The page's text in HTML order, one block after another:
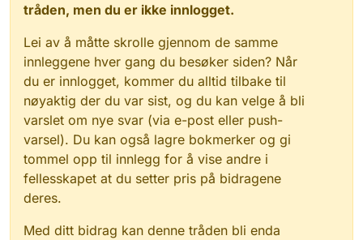
tråden, men du er ikke innlogget.
Lei av å måtte skrolle gjennom de samme
innleggene hver gang du besøker siden? Når
du er innlogget, kommer du alltid tilbake til
nøyaktig der du var sist, og du kan velge å bli
varslet om nye svar (via e-post eller push-
varsel). Du kan også lagre bokmerker og gi
tommel opp til innlegg for å vise andre i
fellesskapet at du setter pris på bidragene
deres.
Med ditt bidrag kan denne tråden bli enda